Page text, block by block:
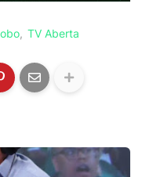
TV Aberta